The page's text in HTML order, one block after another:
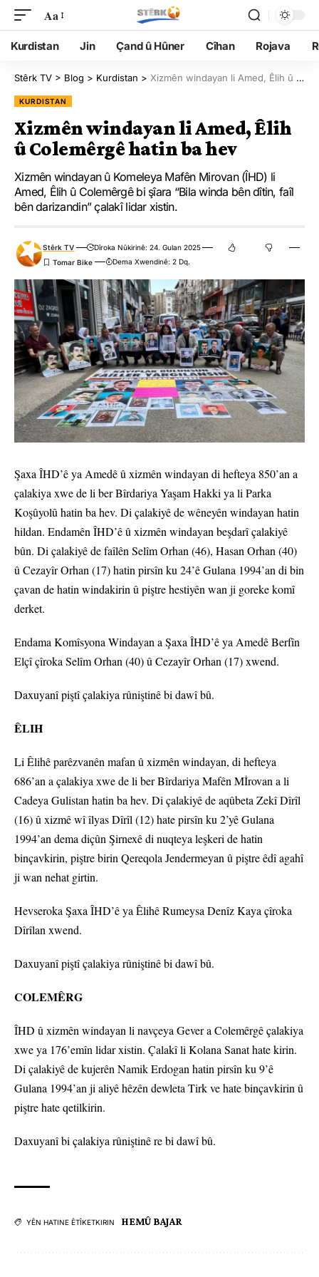
Aa
Kurdistan Jin Çand û Hûner Cîhan Rojava
Stêrk TV > Blog > Kurdistan > Xizmên windayan li Amed, Êlih û Colemêrgê hatin ba hev
KURDISTAN
Xizmên windayan li Amed, Êlih
û Colemêrgê hatin ba hev
Xizmên windayan û Komeleya Mafên Mirovan (ÎHD) li
Amed, Êlih û Colemêrgê bi şîara “Bila winda bên dîtin, faîl
bên darizandin” çalakî lidar xistin.
Stêrk TV
Dîroka Nûkirinê: 24. Gulan 2025
Dema Xwendinê: 2 Dq.
Şaxa ÎHD’ê ya Amedê û xizmên windayan di hefteya 850’an a
çalakiya xwe de li ber Bîrdariya Yaşam Hakki ya li Parka
Koşûyolû hatin ba hev. Di çalakiyê de wêneyên windayan hatin
hildan. Endamên ÎHD’ê û xizmên windayan beşdarî çalakiyê
bûn. Di çalakiyê de faîlên Selîm Orhan (46), Hasan Orhan (40)
û Cezayîr Orhan (17) hatin pirsîn ku 24’ê Gulana 1994’an di bin
çavan de hatin windakirin û piştre hestiyên wan ji goreke komî
derket.
Endama Komîsyona Windayan a Şaxa ÎHD’ê ya Amedê Berfîn
Elçî çîroka Selîm Orhan (40) û Cezayîr Orhan (17) xwend.
Daxuyanî piştî çalakiya rûniştinê bi dawî bû.
ÊLIH
Li Êlihê parêzvanên mafan û xizmên windayan, di hefteya
686’an a çalakiya xwe de li ber Bîrdariya Mafên Mİrovan a li
Cadeya Gulistan hatin ba hev. Di çalakiyê de aqûbeta Zekî Dîrîl
(16) û xizmê wî îlyas Dîrîl (12) hate pirsîn ku 2’yê Gulana
1994’an dema diçûn Şirnexê di nuqteya leşkeri de hatin
binçavkirin, piştre birin Qereqola Jendermeyan û piştre êdî agahî
ji wan nehat girtin.
Hevseroka Şaxa ÎHD’ê ya Êlihê Rumeysa Denîz Kaya çîroka
Dîrîlan xwend.
Daxuyanî piştî çalakiya rûniştinê bi dawî bû.
COLEMÊRG
ÎHD û xizmên windayan li navçeya Gever a Colemêrgê çalakiya
xwe ya 176’emîn lidar xistin. Çalakî li Kolana Sanat hate kirin.
Di çalakiyê de kujerên Namik Erdogan hatin pirsîn ku 9’ê
Gulana 1994’an ji aliyê hêzên dewleta Tirk ve hate binçavkirin û
piştre hate qetilkirin.
Daxuyanî bi çalakiya rûniştinê re bi dawî bû.
YÊN HATINE ÊTÎKETKIRIN HEMÛ BAJAR